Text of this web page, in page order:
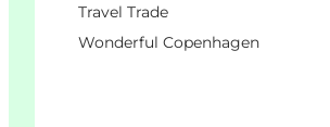
Travel Trade
Wonderful Copenhagen